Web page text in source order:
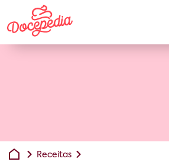
Receitas